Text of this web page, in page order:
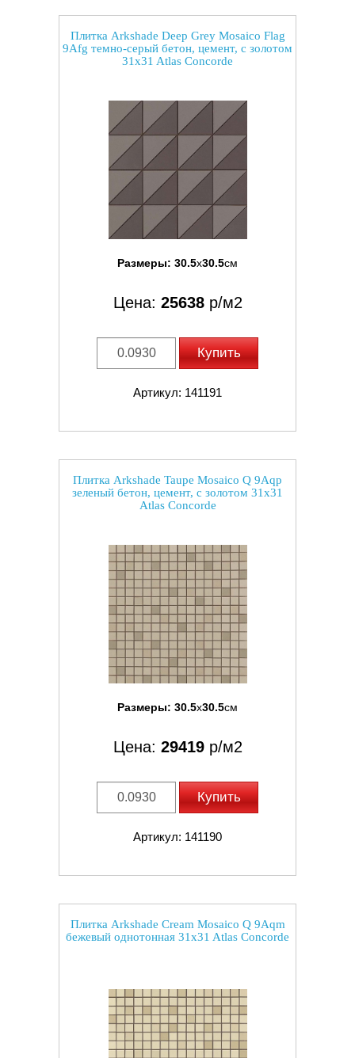
Плитка Arkshade Deep Grey Mosaico Flag
9Afg темно-серый бетон, цемент, с золотом
31x31 Atlas Concorde
Размеры: 30.5x30.5см
Цена: 25638р/м2
Купить
Артикул: 141191
Плитка Arkshade Taupe Mosaico Q 9Aqp
зеленый бетон, цемент, с золотом 31x31
Atlas Concorde
Размеры: 30.5x30.5см
Цена: 29419р/м2
Купить
Артикул: 141190
Плитка Arkshade Cream Mosaico Q 9Aqm
бежевый однотонная 31x31 Atlas Concorde